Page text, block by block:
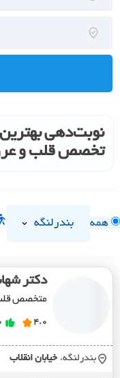
نوبت‌دهی
تخصص قلب و
همه بندرلنگه
دکتر
متخصص
4.0
بندرلنگه، خيابان انقلاب